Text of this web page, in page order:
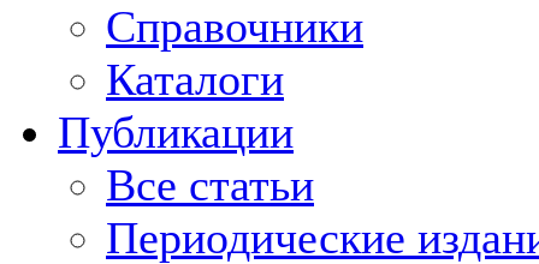
Справочники
Каталоги
Публикации
Все статьи
Периодические